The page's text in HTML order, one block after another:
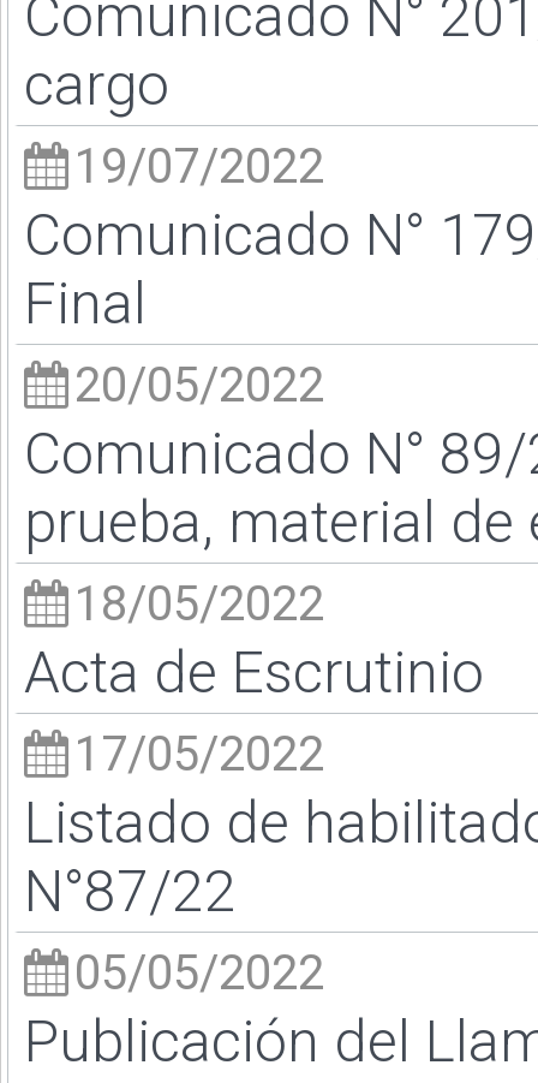
Comunicado N°
cargo
19/07/2022
Comunicado N°
Final
20/05/2022
Comunicado N°
prueba, material de
18/05/2022
Acta de Escrutinio
17/05/2022
Listado de
N°87/22
05/05/2022
Publicación del